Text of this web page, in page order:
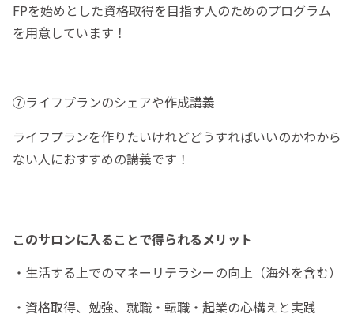
FPを始めとした資格取得を目指す人のためのプログラム
を用意しています！
⑦ライフプランのシェアや作成講義
ライフプランを作りたいけれどどうすればいいのかわから
ない人におすすめの講義です！
このサロンに入ることで得られるメリット
・生活する上でのマネーリテラシーの向上（海外を含む）
・資格取得、勉強、就職・転職・起業の心構えと実践